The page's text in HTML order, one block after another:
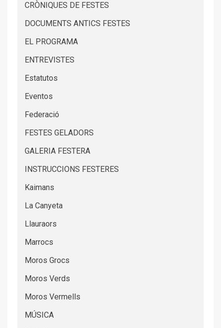
CRÒNIQUES DE FESTES
DOCUMENTS ANTICS FESTES
EL PROGRAMA
ENTREVISTES
Estatutos
Eventos
Federació
FESTES GELADORS
GALERIA FESTERA
INSTRUCCIONS FESTERES
Kaimans
La Canyeta
Llauraors
Marrocs
Moros Grocs
Moros Verds
Moros Vermells
MÚSICA